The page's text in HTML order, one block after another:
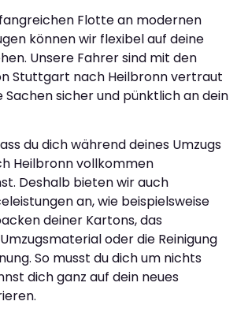
Flotte an modernen
können wir flexibel auf deine
Unsere Fahrer sind mit den
Stuttgart nach Heilbronn vertraut
Sachen sicher und pünktlich an dein
du dich während deines Umzugs
Heilbronn vollkommen
Deshalb bieten wir auch
an, wie beispielsweise
deiner Kartons, das
oder die Reinigung
So musst du dich um nichts
dich ganz auf dein neues